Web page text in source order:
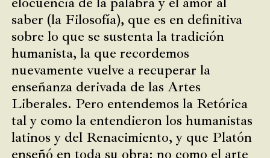
saber (la Filosofía), que es en definitiva
sobre lo que se sustenta la tradición
humanista, la que recordemos
nuevamente vuelve a recuperar la
enseñanza derivada de las Artes
Liberales. Pero entendemos la Retórica
tal y como la entendieron los humanistas
latinos y del Renacimiento, y que Platón
enseñó en toda su obra: no como el arte